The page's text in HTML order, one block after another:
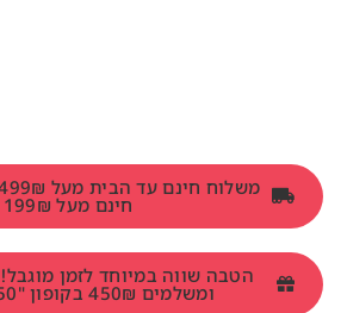
חינם מעל 199₪
ומשלמים 450₪ בקופון "SHILAT50"